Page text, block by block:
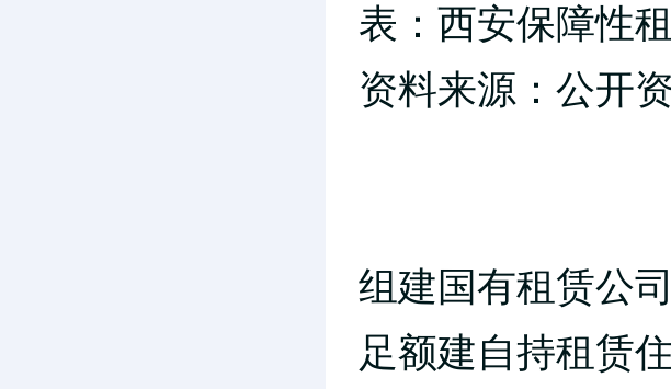
表：西安保障性
资料来源：公开
组 建国有租赁公司
足额建自持租赁